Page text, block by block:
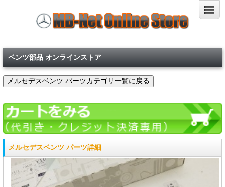
ベンツ部品 オンラインストア
メルセデスベンツ パーツ詳細